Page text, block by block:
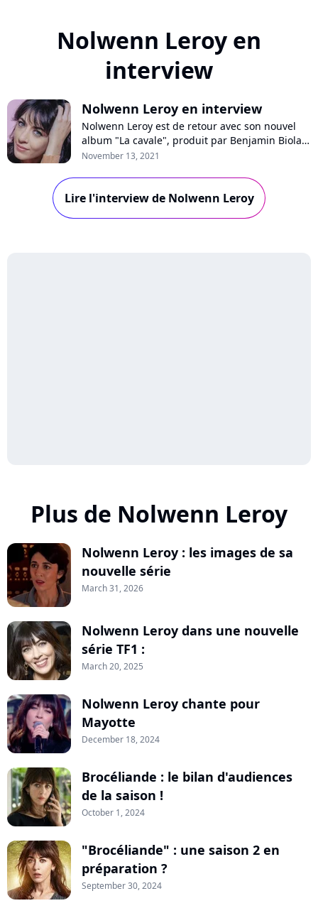
Nolwenn Leroy en
interview
Nolwenn Leroy en interview
Nolwenn Leroy est de retour avec son nouvel
album "La cavale", produit par Benjamin Biolay.
En interview sur Pure Charts, la chanteuse se
son engagement contre le mal logement et
revient sur sa tendre chanson pour son fils.
November 13, 2021
Lire l'interview de Nolwenn Leroy
Plus de Nolwenn Leroy
Nolwenn Leroy : les images de sa
nouvelle série
March 31, 2026
Nolwenn Leroy dans une nouvelle
série TF1 :
March 20, 2025
Nolwenn Leroy chante pour
Mayotte
December 18, 2024
Brocéliande : le bilan d'audiences
de la saison !
October 1, 2024
"Brocéliande" : une saison 2 en
préparation ?
September 30, 2024